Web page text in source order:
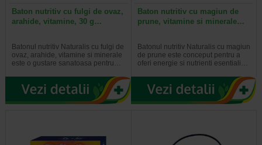
Baton nutritiv cu fulgi de ovaz,
arahide, vitamine, 30 g…
Batonul nutritiv Naturalis cu fulgi de
ovaz, arahide, vitamine si minerale
este o gustare sanatoasa pentru…
Baton nutritiv cu magiun de
prune, vitamine si minerale…
Batonul nutritiv Naturalis cu magiun
de prune este conceput pentru a
oferi energie si nutrienti esentiali…